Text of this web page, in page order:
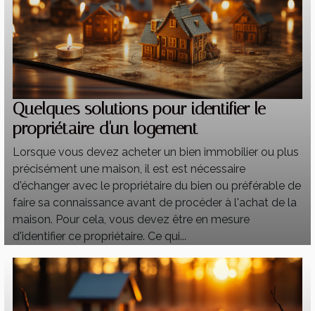
Quelques solutions pour identifier le
propriétaire d'un logement
Lorsque vous devez acheter un bien immobilier ou plus
précisément une maison, il est est nécessaire
d'échanger avec le propriétaire du bien ou préférable de
faire sa connaissance avant de procéder à l'achat de la
maison. Pour cela, vous devez être en mesure
d'identifier ce propriétaire. Ce qui...